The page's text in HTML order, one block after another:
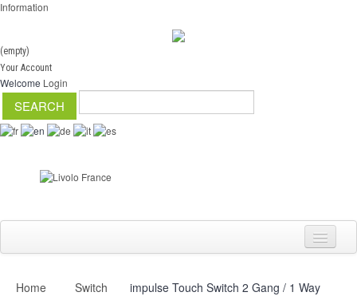
Information
(empty)
Your Account
Welcome Login
Switch
Home Switch impulse Touch Switch 2 Gang / 1 Way